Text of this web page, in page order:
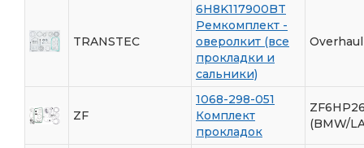
TRANSTEC
6H8K117900BT
Ремкомплект -
оверолкит (все
прокладки и
сальники)
ZF
1068-298-051
Комплект
прокладок
(BMW/